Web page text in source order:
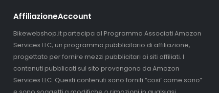
AffiliazioneAccount
Bikewebshop.it partecipa al Programma Associati Amazon
Services LLC, un programma pubblicitario di affiliazione,
progettato per fornire mezzi pubblicitari ai siti affiliati. I
contenuti pubblicati sul sito provengono da Amazon
Services LLC. Questi contenuti sono forniti “cosi’ come sono”